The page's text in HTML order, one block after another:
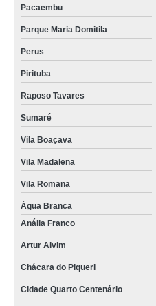
Pacaembu
Parque Maria Domitila
Perus
Pirituba
Raposo Tavares
Sumaré
Vila Boaçava
Vila Madalena
Vila Romana
Água Branca
Anália Franco
Artur Alvim
Chácara do Piqueri
Cidade Quarto Centenário